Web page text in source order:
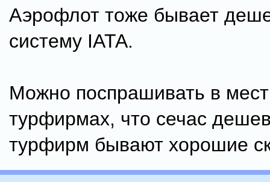
Аэрофлот тоже бывает
систему IATA.
Можно поспрашивать в
турфирмах, что сечас
турфирм бывают хорошие